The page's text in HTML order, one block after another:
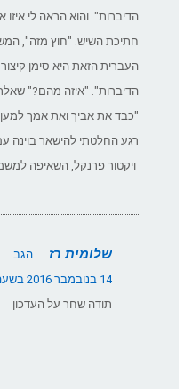
הדיברות". והוא הראה לי
חתיכת השיש. "חוץ ‏מזה",
העברית הזאת היא סימן
‏‏הדיברות". "איזה מהם?"
"כבד את אביך ואת אמך למען
רגע החלטתי להישאר בוינה
ויקטור פרנקל, השאיפה
שלומית רז
הגב
14 בנובמבר 2016 בשעה 12:00
תודה שחר על העדכון